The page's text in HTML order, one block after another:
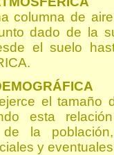
columna de
dado de la
el suelo
el tamaño
esta
de la
y